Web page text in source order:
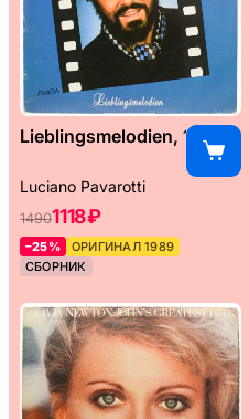
Lieblingsmelodien, 1989
Luciano Pavarotti
14901118 ₽
–25%
ОРИГИНАЛ 1989
СБОРНИК